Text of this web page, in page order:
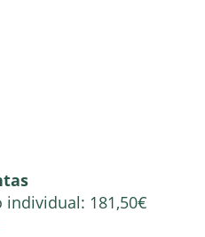
181,50€